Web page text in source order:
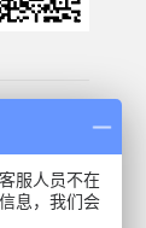
控菌株
服人员不在
息，我们会